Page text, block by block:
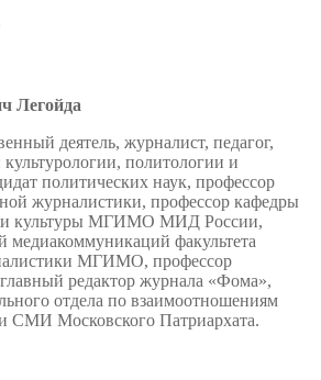
Легойда
деятель, журналист, педагог,
культурологии, политологии и
политических наук, профессор
журналистики, профессор кафедры
и культуры МГИМО МИД России,
медиакоммуникаций факультета
МГИМО, профессор
редактор журнала «Фома»,
отдела по взаимоотношениям
СМИ Московского Патриархата.